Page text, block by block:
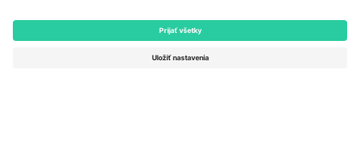
Mexico
Právna subjektivita poskytovateľa platformy sa môže líšiť v závislosti